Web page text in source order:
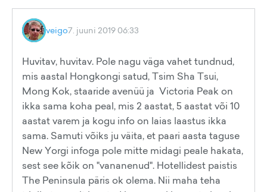
veigo7. juuni 2019 06:33
Huvitav, huvitav. Pole nagu väga vahet tundnud,
mis aastal Hongkongi satud, Tsim Sha Tsui,
Mong Kok, staaride avenüü ja Victoria Peak on
ikka sama koha peal, mis 2 aastat, 5 aastat või 10
aastat varem ja kogu info on laias laastus ikka
sama. Samuti võiks ju väita, et paari aasta taguse
New Yorgi infoga pole mitte midagi peale hakata,
sest see kõik on "vananenud". Hotellidest paistis
The Peninsula päris ok olema. Nii maha teha